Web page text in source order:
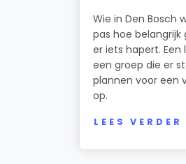
Wie in Den Bosch
pas hoe
er iets hapert.
een groep die er
plannen voor een
op.
LEES VERDER